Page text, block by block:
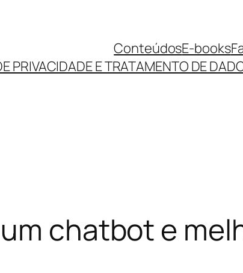
ConteúdosE-books
PRIVACIDADE E TRATAMENTO DE
chatbot e